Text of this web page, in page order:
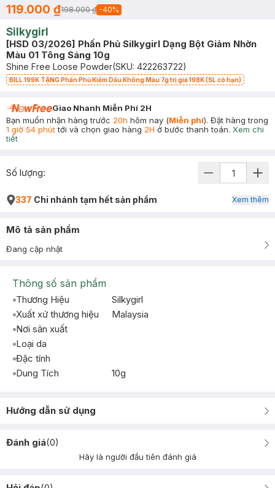
119.000 ₫198.000 ₫ -40%
Silkygirl
[HSD 03/2026] Phấn Phủ Silkygirl Dạng Bột Giảm Nhờn
Màu 01 Tông Sáng 10g
Shine Free Loose Powder(SKU: 422263722)
BILL 199K TẶNG Phấn Phủ Kiềm Dầu Không Màu 7g trị giá 198K (SL có hạn)
Giao Nhanh Miễn Phí 2H
Bạn muốn nhận hàng trước 20h hôm nay (Miễn phí). Đặt hàng trong
1 giờ 54 phúttới và chọn giao hàng 2H ở bước thanh toán. Xem chi
tiết
Số lượng:
337 Chi nhánh tạm hết sản phẩm Xem thêm
Mô tả sản phẩm
Đang cập nhật
Thông số sản phẩm
Thương Hiệu
Silkygirl
Xuất xứ thương hiệu
Malaysia
Nơi sản xuất
Loại da
Đặc tính
Dung Tích
10g
Hướng dẫn sử dụng
Đánh giá(0)
Hãy là người đầu tiên đánh giá